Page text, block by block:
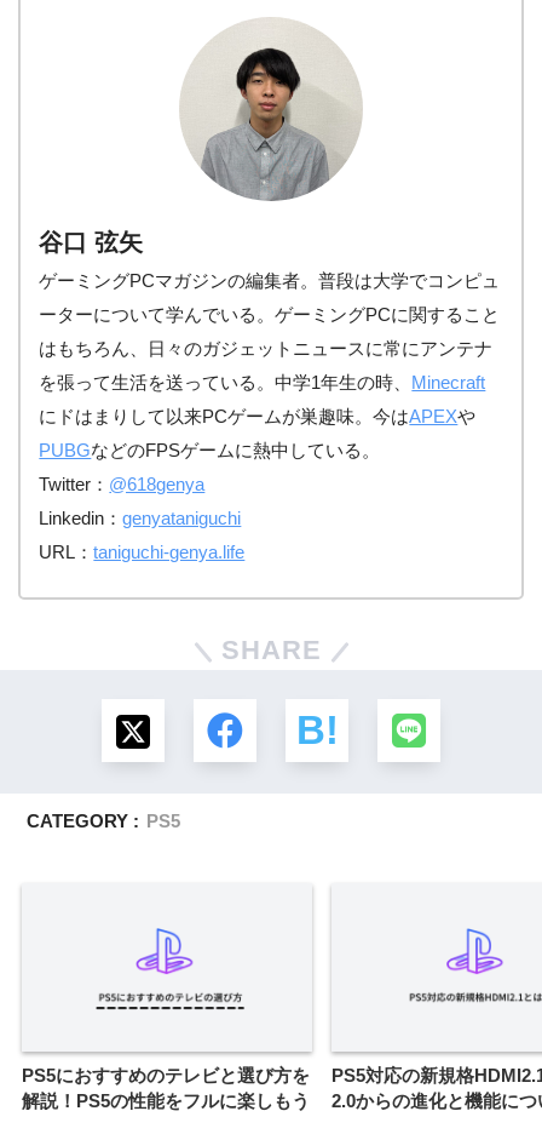
谷口 弦矢
ゲーミングPCマガジンの編集者。普段は大学でコンピュ
ーターについて学んでいる。ゲーミングPCに関すること
はもちろん、日々のガジェットニュースに常にアンテナ
を張って生活を送っている。中学1年生の時、 Minecraft
にドはまりして以来PCゲームが巣趣味。今はAPEXや
PUBGなどのFPSゲームに熱中している。
Twitter： @618genya
Linkedin：genyataniguchi
URL：taniguchi-genya.life
SHARE
CATEGORY : PS5
PS5におすすめのテレビと選び方を
解説！PS5の性能をフルに楽しもう
PS5対応の新規格
2.0からの進化と機能につ